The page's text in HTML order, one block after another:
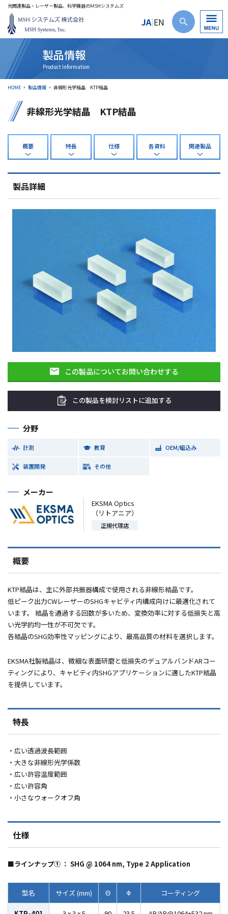
光関連製品・レーザー製品、科学機器のＭSHシステムズ
JA|EN
製品情報
HOME 製品情報 非線形光学結晶 KTP結晶
非線形光学結晶 KTP結晶
概要 特長 仕様 各資料 関連製品
製品詳細
この製品についてお問い合わせする
この製品を検討リストに追加する
分野
計測 教育 OEM/組込み
装置開発 その他
メーカー
EKSMA Optics
（リトアニア）
正規代理店
概要
KTP結晶は、主に外部共振器構成で使用される非線形結晶です。
低ピーク出力CWレーザーのSHGキャビティ内構成向けに最適化されて
います。 結晶を通過する回数が多いため、変換効率に対する低損失と高
い光学的均一性が不可欠です。
各結晶のSHG効率性マッピングにより、最高品質の材料を選択します。
EKSMA社製結晶は、微細な表面研磨と低損失のデュアルバンドARコー
ティングにより、キャビティ内SHGアプリケーションに適したKTP結晶
を提供しています。
特長
・広い透過波長範囲
・大きな非線形光学係数
・広い許容温度範囲
・広い許容角
・小さなウォークオフ角
仕様
■ラインナップ① ： SHG @ 1064 nm, Type 2 Application
型名 サイズ (mm) Θ Φ コーティング